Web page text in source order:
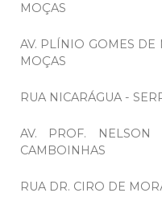
MOÇAS
AV. PLÍNIO GOMES DE
MOÇAS
RUA NICARÁGUA -
AV. PROF. NELSON
CAMBOINHAS
RUA DR. CIRO DE